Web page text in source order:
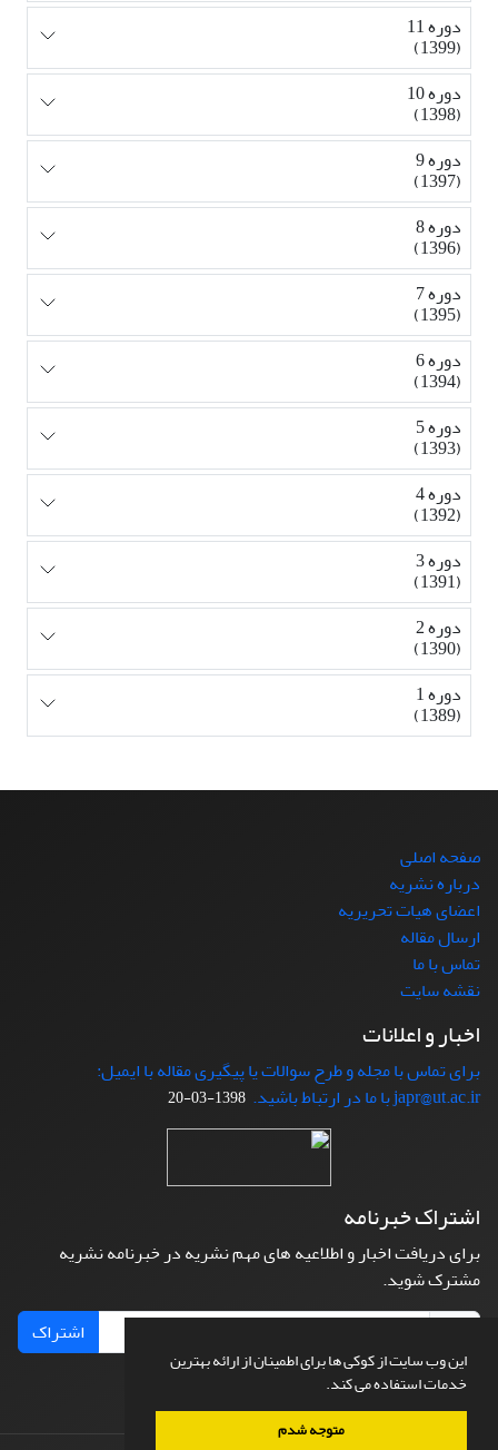
این وب سایت از کوکی ها برای اطمینان از ارائه بهترین
خدمات استفاده می کند.
متوجه شدم
دوره 11
(1399)
دوره 10
(1398)
دوره 9
(1397)
دوره 8
(1396)
دوره 7
(1395)
دوره 6
(1394)
دوره 5
(1393)
دوره 4
(1392)
دوره 3
(1391)
دوره 2
(1390)
دوره 1
(1389)
صفحه اصلی
درباره نشریه
اعضای هیات تحریریه
ارسال مقاله
تماس با ما
نقشه سایت
اخبار و اعلانات
برای تماس با مجله و طرح سوالات یا پیگیری مقاله با ایمیل:
japr@ut.ac.ir با ما در ارتباط باشید.
1398-03-20
اشتراک خبرنامه
برای دریافت اخبار و اطلاعیه های مهم نشریه در خبرنامه نشریه
مشترک شوید.
اشتراک